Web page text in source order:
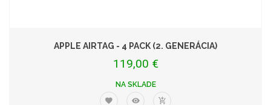
APPLE AIRTAG - 4 PACK (2. GENERÁCIA)
119,00 €
NA SKLADE